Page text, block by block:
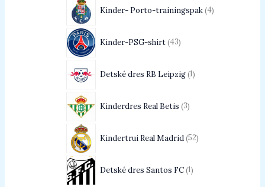
Kinder- Porto-trainingspak 4
Kinder-PSG-shirt 43
Detské dres RB Leipzig 1
Kinderdres Real Betis 3
Kindertrui Real Madrid 52
Detské dres Santos FC 1